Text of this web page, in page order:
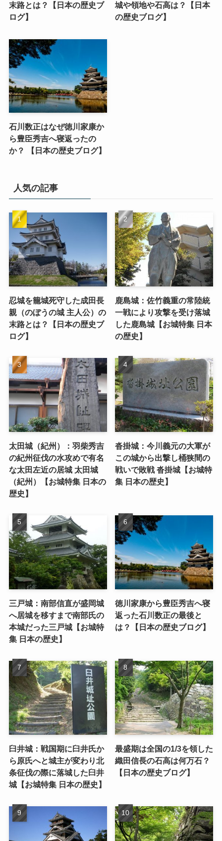
末路とは？【日本の歴史ブ
ログ】
城や領地や石高は？【日本
の歴史ブログ】
石川数正はなぜ徳川家康か
ら豊臣秀吉へ寝返ったの
か？ 【日本の歴史ブログ】
人気の記事
忍城を籠城死守した成田長
親（のぼうの城 主人公）の
末路とは？【日本の歴史ブ
ログ】
鹿島城：佐竹義重の常陸統
一戦により攻撃を受け落城
した鹿島城【お城特集 日本
の歴史】
太田城（紀州）：羽柴秀吉
の紀州征伐の水攻めで有名
な太田左近の居城 太田城
（紀州）【お城特集 日本の
歴史】
沓掛城：今川義元の大軍が
この城から出撃し桶狭間の
戦いで敗戦 沓掛城【お城特
集 日本の歴史】
三戸城：南部信直が盛岡城
へ居城を移すまで南部氏の
本城だった三戸城【お城特
集 日本の歴史】
徳川家康から豊臣秀吉へ寝
返った石川数正の最後と
は？【日本の歴史ブログ】
臼井城：戦国期に臼井氏か
ら原氏へと城主が変わり北
条征伐の際に落城した臼井
城【お城特集 日本の歴史】
最盛期は全国の1/3を領した
織田信長の石高は何万石？
【日本の歴史ブログ】